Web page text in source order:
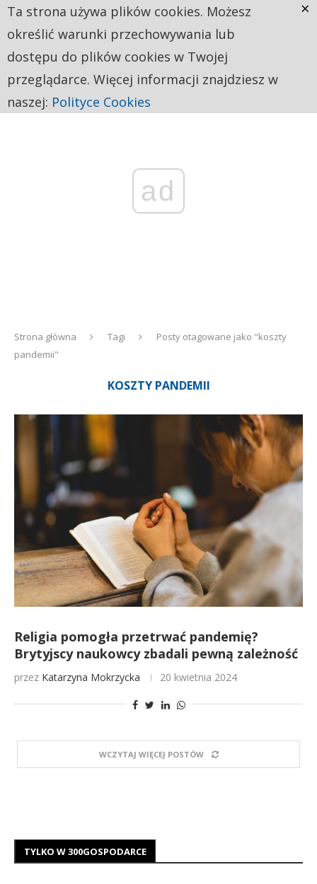
ad
Strona główna Tagi
Posty otagowane jako "koszty
pandemii"
KOSZTY PANDEMII
Religia pomogła przetrwać pandemię?
Brytyjscy naukowcy zbadali pewną zależność
przez Katarzyna Mokrzycka 20 kwietnia 2024
WCZYTAJ WIĘCEJ POSTÓW
TYLKO W 300GOSPODARCE
Ta strona używa plików cookies. Możesz
określić warunki przechowywania lub
dostępu do plików cookies w Twojej
przeglądarce. Więcej informacji znajdziesz w
naszej: Polityce Cookies
×